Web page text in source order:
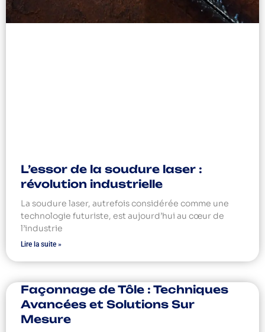
L’essor de la soudure laser :
révolution industrielle
La soudure laser, autrefois considérée comme une
technologie futuriste, est aujourd’hui au cœur de
l’industrie
Lire la suite »
Façonnage de Tôle : Techniques
Avancées et Solutions Sur
Mesure